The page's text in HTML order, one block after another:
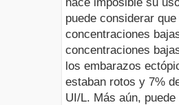
puede considerar
concentraciones
concentraciones
los embarazos
estaban rotos y 7%
UI/L. Más aún,